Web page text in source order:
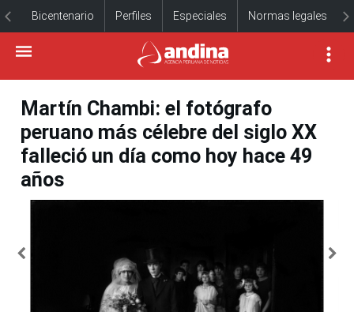
Bicentenario Perfiles Especiales Normas legales
Martín Chambi: el fotógrafo
peruano más célebre del siglo XX
falleció un día como hoy hace 49
años